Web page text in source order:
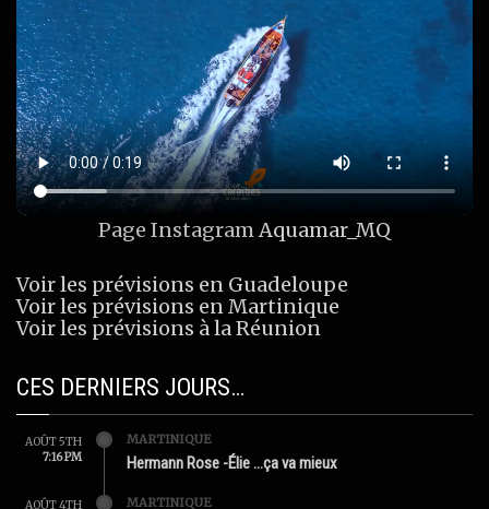
Page InstagramAquamar_MQ
Voir les prévisions en Guadeloupe
Voir les prévisions en Martinique
Voir les prévisions à la Réunion
CES DERNIERS JOURS…
AOÛT 5TH
7:16 PM
MARTINIQUE
Hermann Rose -Élie …ça va mieux
AOÛT 4TH
MARTINIQUE